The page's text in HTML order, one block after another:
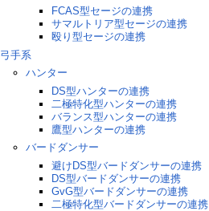
FCAS型セージの連携
サマルトリア型セージの連携
殴り型セージの連携
弓手系
ハンター
DS型ハンターの連携
二極特化型ハンターの連携
バランス型ハンターの連携
鷹型ハンターの連携
バードダンサー
避けDS型バードダンサーの連携
DS型バードダンサーの連携
GvG型バードダンサーの連携
二極特化型バードダンサーの連携